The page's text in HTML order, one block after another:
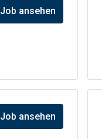
Job ansehen
Job ansehen